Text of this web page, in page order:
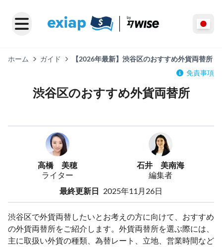
ホーム ガイド
【2026年最新】渋谷区のおすすめ外貨両替所
免責事項
渋谷区のおすすめ外貨両替所
高橋 美穂
ライター
石井 美南海
編集者
最終更新日 2025年11月26日
渋谷区で外貨両替したいとお考えの方に向けて、おすすめ
の外貨両替所をご紹介します。外貨両替所を選ぶ際には、
主に取扱い外貨の種類、為替レート、立地、営業時間など